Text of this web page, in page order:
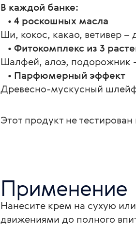
В каждой банке:
• 4 роскошных масла
Ши, кокос, какао, ветивер –
• Фитокомплекс из 3
Шалфей, алоэ, подорожник
• Парфюмерный эффект
Древесно-мускусный
Этот продукт не
Применение
Нанесите крем на сухую
движениями до полного